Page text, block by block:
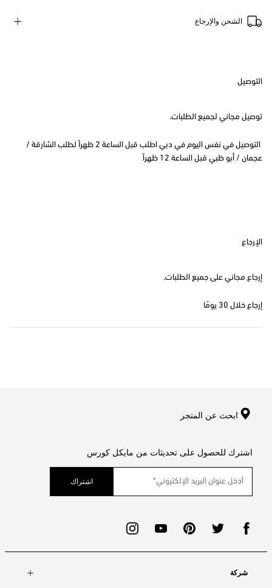
الشحن والإرجاع
التوصيل
توصيل مجاني لجميع الطلبات.
التوصيل في نفس اليوم في دبي اطلب قبل الساعة 2 ظهراً لطلب الشارقة /
عجمان / أبو ظبي قبل الساعة 12 ظهراً
الإرجاع
إرجاع مجاني على جميع الطلبات.
إرجاع خلال 30 يومًا
ابحث عن المتجر
اشترك للحصول على تحديثات من مايكل كورس
اشتراك
شركة